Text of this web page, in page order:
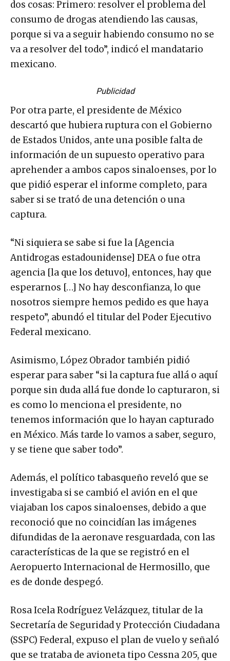
dos cosas: Primero: resolver el problema del
consumo de drogas atendiendo las causas,
porque si va a seguir habiendo consumo no se
va a resolver del todo”, indicó el mandatario
mexicano.
Publicidad
Por otra parte, el presidente de México
descartó que hubiera ruptura con el Gobierno
de Estados Unidos, ante una posible falta de
información de un supuesto operativo para
aprehender a ambos capos sinaloenses, por lo
que pidió esperar el informe completo, para
saber si se trató de una detención o una
captura.
“Ni siquiera se sabe si fue la [Agencia
Antidrogas estadounidense] DEA o fue otra
agencia [la que los detuvo], entonces, hay que
esperarnos […] No hay desconfianza, lo que
nosotros siempre hemos pedido es que haya
respeto”, abundó el titular del Poder Ejecutivo
Federal mexicano.
Asimismo, López Obrador también pidió
esperar para saber “si la captura fue allá o aquí
porque sin duda allá fue donde lo capturaron, si
es como lo menciona el presidente, no
tenemos información que lo hayan capturado
en México. Más tarde lo vamos a saber, seguro,
y se tiene que saber todo”.
Además, el político tabasqueño reveló que se
investigaba si se cambió el avión en el que
viajaban los capos sinaloenses, debido a que
reconoció que no coincidían las imágenes
difundidas de la aeronave resguardada, con las
características de la que se registró en el
Aeropuerto Internacional de Hermosillo, que
es de donde despegó.
Rosa Icela Rodríguez Velázquez, titular de la
Secretaría de Seguridad y Protección Ciudadana
(SSPC) Federal, expuso el plan de vuelo y señaló
que se trataba de avioneta tipo Cessna 205, que